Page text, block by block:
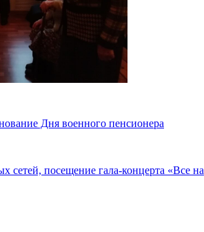
Дня военного пенсионера
сетей, посещение гала-концерта «Все